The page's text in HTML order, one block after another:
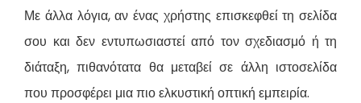
Με άλλα λόγια, αν ένας χρήστης επισκεφθεί τη σελίδα
σου και δεν εντυπωσιαστεί από τον σχεδιασμό ή τη
διάταξη, πιθανότατα θα μεταβεί σε άλλη ιστοσελίδα
που προσφέρει μια πιο ελκυστική οπτική εμπειρία.